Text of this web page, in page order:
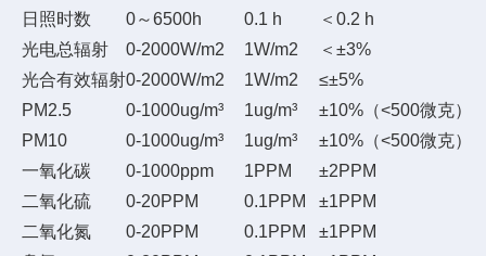
日照时数
0～6500h 0.1 h
＜0.2 h
光电总辐射
0-2000W/m2 1W/m2
＜±3%
光合有效辐射0-2000W/m2 1W/m2
≤±5%
PM2.5
0-1000ug/m³ 1ug/m³
±10%（<500微克）
PM10
0-1000ug/m³ 1ug/m³
±10%（<500微克）
一氧化碳
0-1000ppm 1PPM
±2PPM
二氧化硫
0-20PPM 0.1PPM
±1PPM
二氧化氮
0-20PPM 0.1PPM
±1PPM